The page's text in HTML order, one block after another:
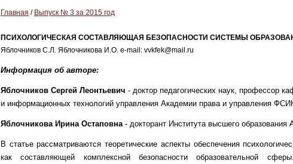
Главная / Выпуск № 3 за 2015 год
ПСИХОЛОГИЧЕСКАЯ СОСТАВЛЯЮЩАЯ БЕЗОПАСНОСТИ СИСТЕМЫ
Яблочников С.Л. Яблочникова И.О. e-mail: vvkfek@mail.ru
Информация об авторе:
Яблочников Сергей Леонтьевич - доктор педагогических наук, профессор
и информационных технологий управления Академии права и управления
Яблочникова Ирина Остаповна- докторант Института высшего образования
В статье рассматриваются теоретические аспекты обеспечения
как составляющей комплексной безопасности образовательной